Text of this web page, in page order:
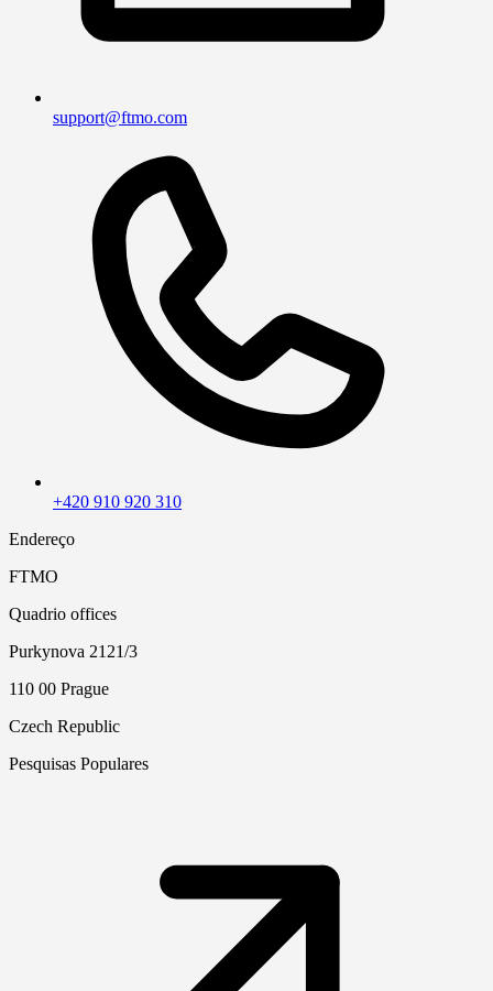
support@ftmo.com
+420 910 920 310
Endereço
FTMO
Quadrio offices
Purkynova 2121/3
110 00 Prague
Czech Republic
Pesquisas Populares